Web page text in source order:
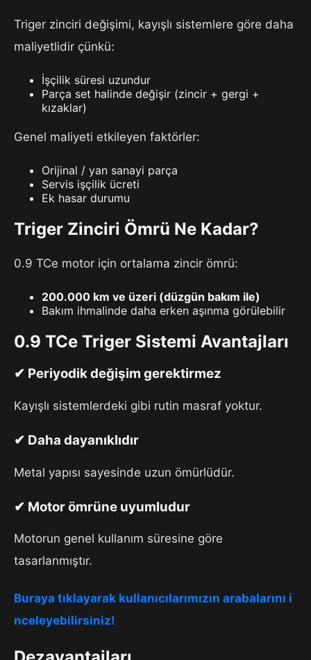
Triger zinciri değişimi, kayışlı sistemlere göre daha
maliyetlidir çünkü:
İşçilik süresi uzundur
Parça set halinde değişir (zincir + gergi +
kızaklar)
Genel maliyeti etkileyen faktörler:
Orijinal / yan sanayi parça
Servis işçilik ücreti
Ek hasar durumu
Triger Zinciri Ömrü Ne Kadar?
0.9 TCe motor için ortalama zincir ömrü:
200.000 km ve üzeri (düzgün bakım ile)
Bakım ihmalinde daha erken aşınma görülebilir
0.9 TCe Triger Sistemi Avantajları
✔ Periyodik değişim gerektirmez
Kayışlı sistemlerdeki gibi rutin masraf yoktur.
✔ Daha dayanıklıdır
Metal yapısı sayesinde uzun ömürlüdür.
✔ Motor ömrüne uyumludur
Motorun genel kullanım süresine göre
tasarlanmıştır.
Buraya tıklayarak kullanıcılarımızın arabalarını i
nceleyebilirsiniz!